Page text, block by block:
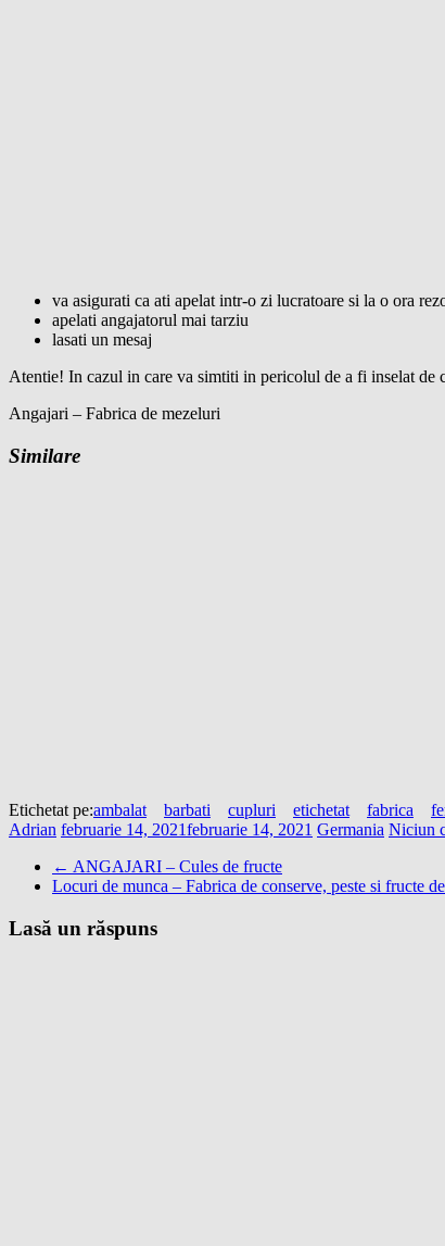
va asigurati ca ati apelat intr-o zi lucratoare si la o ora
apelati angajatorul mai tarziu
lasati un mesaj
Atentie! In cazul in care va simtiti in pericolul de a fi inselat de
Angajari – Fabrica de mezeluri
Similare
Etichetat pe:ambalat barbati cupluri etichetat fabrica
Adrian februarie 14, 2021februarie 14, 2021 Germania Niciun
← ANGAJARI – Cules de fructe
Locuri de munca – Fabrica de conserve, peste si fructe
Lasă un răspuns